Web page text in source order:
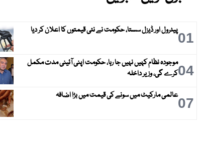
01پیٹرول اور ڈیزل سستا، حکومت نے نئی قیمتوں کا اعلان کر دیا
04موجودہ نظام کہیں نہیں جا رہا، حکومت اپنی آئینی مدت مکمل
کرے گی، وزیر داخلہ
07عالمی مارکیٹ میں سونے کی قیمت میں بڑا اضافہ